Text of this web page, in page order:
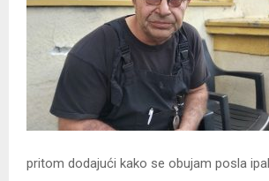
pritom dodajući kako se obujam posla